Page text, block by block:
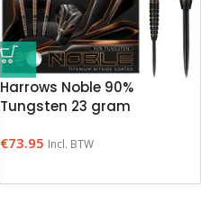
Harrows Noble 90%
Tungsten 23 gram
€73.95 Incl. BTW